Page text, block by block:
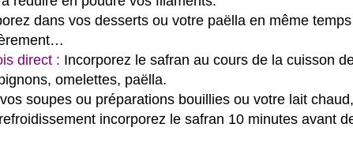
dans vos desserts ou votre paëlla en même
direct : Incorporez le safran au cours de la cuisson
omelettes, paëlla.
soupes ou préparations bouillies ou votre lait
incorporez le safran 10 minutes avant